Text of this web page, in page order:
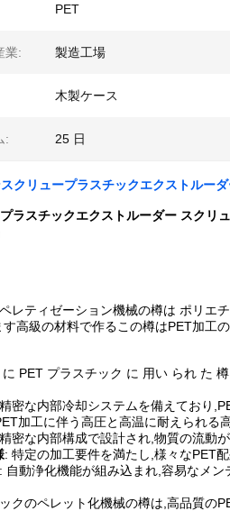
PET
業: 製造工場
木製ケース
: 25 日
クリュープラスチックエクストルー
ラスチックエクストルーダー スクリ
レティゼーション機械の樽は ポリエ
高級の材料で作るこの樽はPET加工
PET プラスチック に 用い られ た
密な内部冷却システムを備えており
加工に伴う高圧と高温に耐えられる
密な内部構成で設計され,物質の流動
: 特定の加工要件を満たし,様々なPET
: 自動浄化機能が組み込まれ,容易なメ
クのペレット化機械の樽は,高品質の